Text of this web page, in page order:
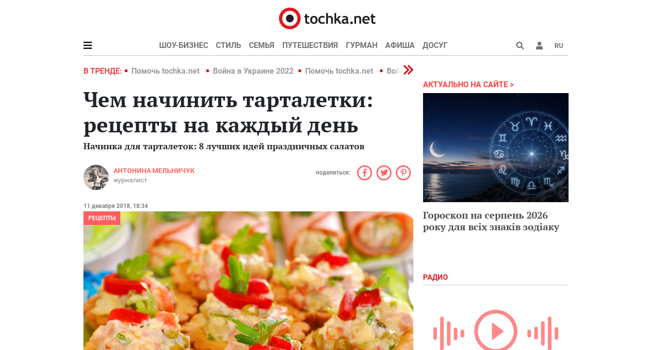
ШОУ-БИЗНЕС СТИЛЬ СЕМЬЯ ПУТЕШЕСТВИЯ ГУРМАН АФИША ДОСУГ RU
В ТРЕНДЕ:
Война в Украине 2022 Помочь tochka.net Война в Украине 2022 Помочь tochka.net Война в Украине 2022
Чем начинить тарталетки:
рецепты на каждый день
Начинка для тарталеток: 8 лучших идей праздничных салатов
АНТОНИНА МЕЛЬНИЧУК
журналист
поделиться:
11 декабря 2018, 18:34
РЕЦЕПТЫ
АКТУАЛЬНО НА САЙТЕ
Гороскоп на серпень 2026
року для всіх знаків зодіаку
РАДИО